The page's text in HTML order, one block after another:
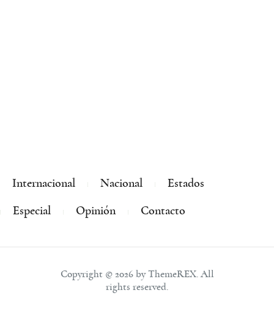
Internacional Nacional Estados
Especial Opinión Contacto
Copyright © 2026 by ThemeREX. All
rights reserved.